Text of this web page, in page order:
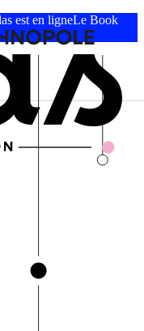
est en ligneLe Book